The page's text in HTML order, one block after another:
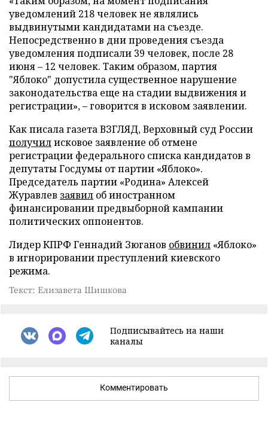
уведомлений 218 человек не являлись
выдвинутыми кандидатами на съезде.
Непосредственно в дни проведения съезда
уведомления подписали 39 человек, после 28
июня – 12 человек. Таким образом, партия
"Яблоко" допустила существенное нарушение
законодательства еще на стадии выдвижения и
регистрации», – говорится в исковом заявлении.
Как писала газета ВЗГЛЯД, Верховный суд России
получилисковое заявление об отмене
регистрации федерального списка кандидатов в
депутаты Госдумы от партии «Яблоко».
Председатель партии «Родина» Алексей
Журавлев заявил об иностранном
финансировании предвыборной кампании
политических оппонентов.
Лидер КПРФ Геннадий Зюганов обвинил «Яблоко»
в игнорировании преступлений киевского
режима.
Текст: Елизавета Шишкова
Подписывайтесь на наши
каналы
Комментировать